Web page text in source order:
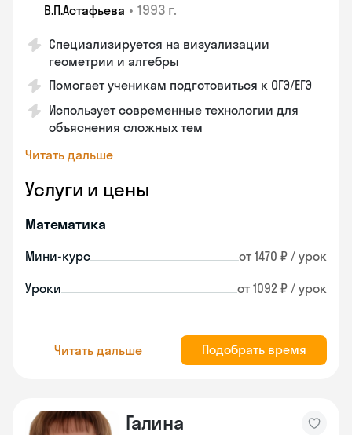
В.П.Астафьева • 1993 г.
Специализируется на визуализации
геометрии и алгебры
Помогает ученикам подготовиться к ОГЭ/ЕГЭ
Использует современные технологии для
объяснения сложных тем
Читать дальше
Услуги и цены
Математика
Мини-курс от 1470 ₽ / урок
Уроки от 1092 ₽ / урок
Читать дальше Подобрать время
Галина